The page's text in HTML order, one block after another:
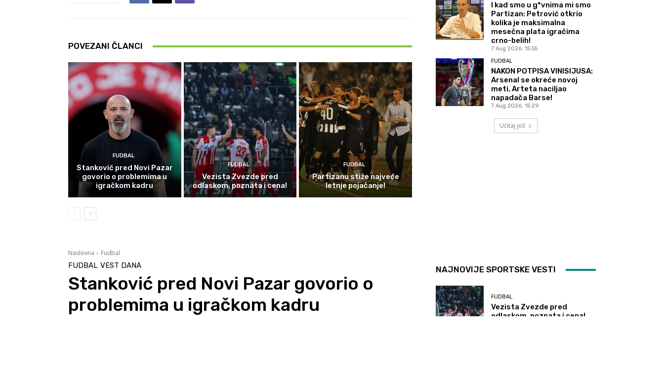
POVEZANI ČLANCI
FUDBAL
Stanković pred Novi Pazar
govorio o problemima u
igračkom kadru
FUDBAL
Vezista Zvezde pred
odlaskom, poznata i cena!
FUDBAL
Partizanu stiže najveće
letnje pojačanje!
I kad smo u g*vnima mi smo
Partizan: Petrović otkrio
kolika je maksimalna
mesečna plata igračima
crno-belih!
7 Aug 2026. 15:55
FUDBAL
NAKON POTPISA VINISIJUSA:
Arsenal se okreće novoj
meti, Arteta naciljao
napadača Barse!
7 Aug 2026. 15:29
Učitaj još